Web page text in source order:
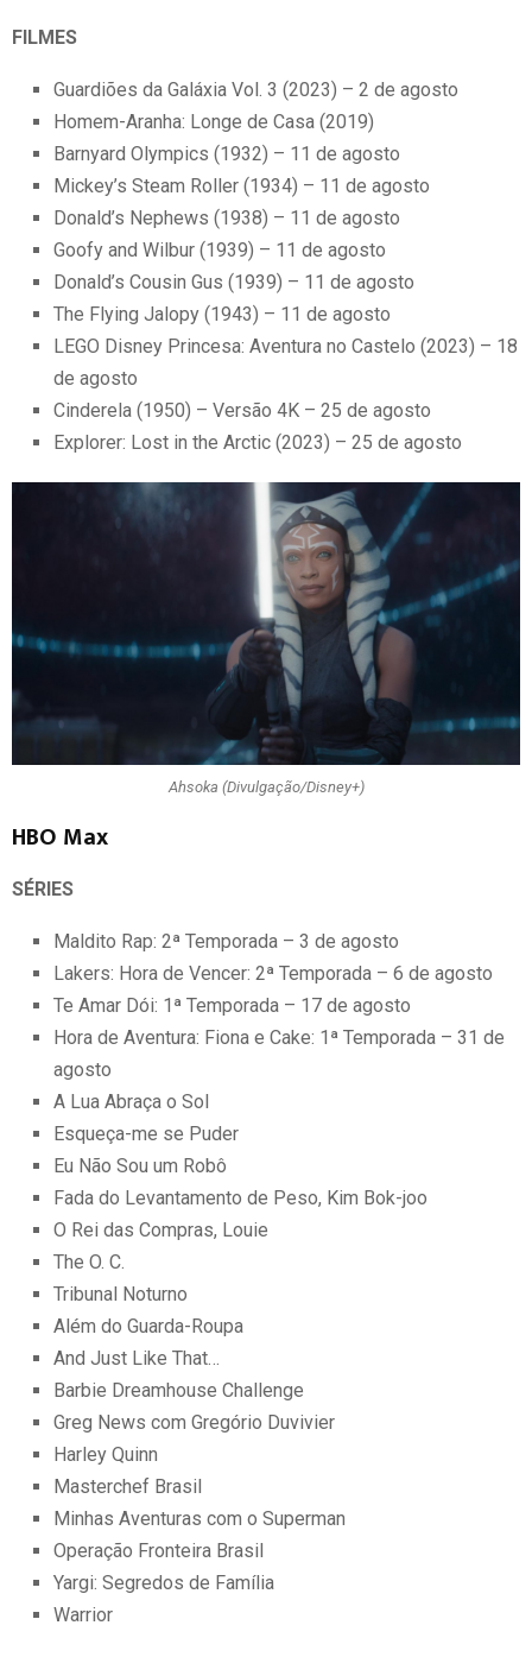
FILMES
Guardiões da Galáxia Vol. 3 (2023) – 2 de agosto
Homem-Aranha: Longe de Casa (2019)
Barnyard Olympics (1932) – 11 de agosto
Mickey’s Steam Roller (1934) – 11 de agosto
Donald’s Nephews (1938) – 11 de agosto
Goofy and Wilbur (1939) – 11 de agosto
Donald’s Cousin Gus (1939) – 11 de agosto
The Flying Jalopy (1943) – 11 de agosto
LEGO Disney Princesa: Aventura no Castelo (2023) – 18
de agosto
Cinderela (1950) – Versão 4K – 25 de agosto
Explorer: Lost in the Arctic (2023) – 25 de agosto
Ahsoka (Divulgação/Disney+)
HBO Max
SÉRIES
Maldito Rap: 2ª Temporada – 3 de agosto
Lakers: Hora de Vencer: 2ª Temporada – 6 de agosto
Te Amar Dói: 1ª Temporada – 17 de agosto
Hora de Aventura: Fiona e Cake: 1ª Temporada – 31 de
agosto
A Lua Abraça o Sol
Esqueça-me se Puder
Eu Não Sou um Robô
Fada do Levantamento de Peso, Kim Bok-joo
O Rei das Compras, Louie
The O. C.
Tribunal Noturno
Além do Guarda-Roupa
And Just Like That…
Barbie Dreamhouse Challenge
Greg News com Gregório Duvivier
Harley Quinn
Masterchef Brasil
Minhas Aventuras com o Superman
Operação Fronteira Brasil
Yargi: Segredos de Família
Warrior